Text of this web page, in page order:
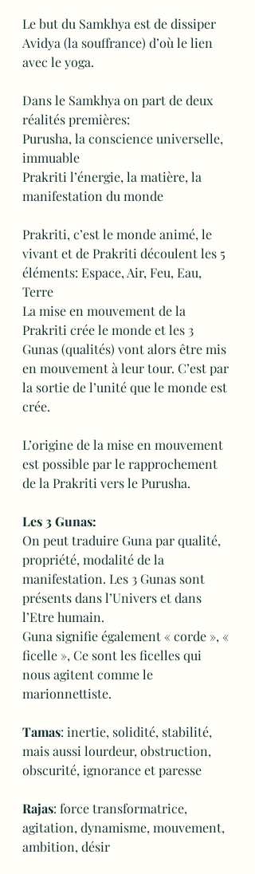
Le but du Samkhya est de dissiper
Avidya (la souffrance) d’où le lien
avec le yoga.
Dans le Samkhya on part de deux
réalités premières:
Purusha, la conscience universelle,
immuable
Prakriti l’énergie, la matière, la
manifestation du monde
Prakriti, c’est le monde animé, le
vivant et de Prakriti découlent les 5
éléments: Espace, Air, Feu, Eau,
Terre
La mise en mouvement de la
Prakriti crée le monde et les 3
Gunas (qualités) vont alors être mis
en mouvement à leur tour. C’est par
la sortie de l’unité que le monde est
crée.
L’origine de la mise en mouvement
est possible par le rapprochement
de la Prakriti vers le Purusha.
Les 3 Gunas:
On peut traduire Guna par qualité,
propriété, modalité de la
manifestation. Les 3 Gunas sont
présents dans l’Univers et dans
l’Etre humain.
Guna signifie également « corde », «
ficelle », Ce sont les ficelles qui
nous agitent comme le
marionnettiste.
Tamas: inertie, solidité, stabilité,
mais aussi lourdeur, obstruction,
obscurité, ignorance et paresse
Rajas: force transformatrice,
agitation, dynamisme, mouvement,
ambition, désir